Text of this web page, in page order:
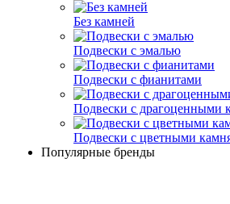
Без камней
Подвески с эмалью
Подвески с фианитами
Подвески с драгоценными
Подвески с цветными
Популярные бренды